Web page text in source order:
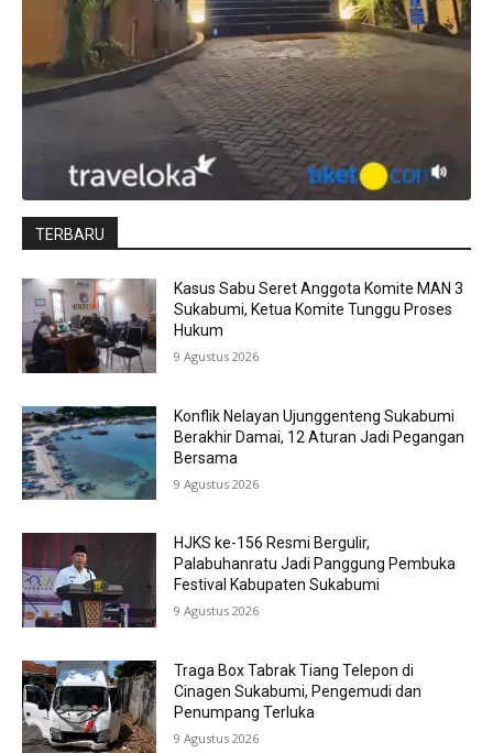
TERBARU
Kasus Sabu Seret Anggota Komite MAN 3
Sukabumi, Ketua Komite Tunggu Proses
Hukum
9 Agustus 2026
Konflik Nelayan Ujunggenteng Sukabumi
Berakhir Damai, 12 Aturan Jadi Pegangan
Bersama
9 Agustus 2026
HJKS ke-156 Resmi Bergulir,
Palabuhanratu Jadi Panggung Pembuka
Festival Kabupaten Sukabumi
9 Agustus 2026
Traga Box Tabrak Tiang Telepon di
Cinagen Sukabumi, Pengemudi dan
Penumpang Terluka
9 Agustus 2026